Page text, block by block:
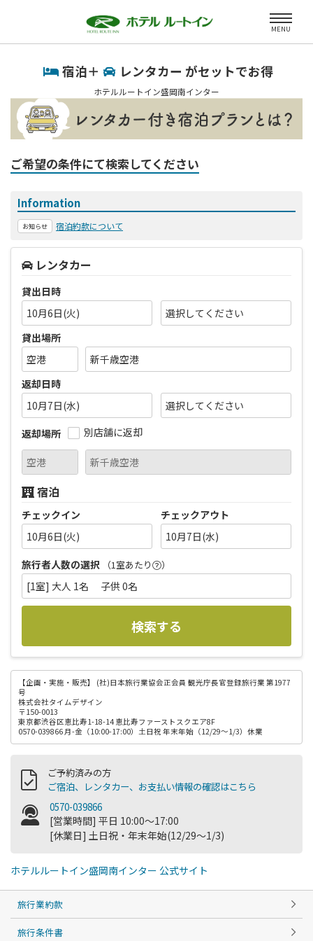
MENU
宿泊＋ レンタカー がセットでお得
ホテルルートイン盛岡南インター
ご希望の条件にて検索してください
Information
お知らせ 宿泊約款について
レンタカー
貸出日時
10月6日(火)
貸出場所
返却日時
10月7日(水)
返却場所
別店舗に返却
宿泊
チェックイン
10月6日(火)
チェックアウト
10月7日(水)
旅行者人数の選択
（1室あたり ）
[1室] 大人 1名 子供 0名
検索する
【企画・実施・販売】
(社)日本旅行業協会正会員 観光庁長官登録旅行業 第1977
号
株式会社タイムデザイン
〒150-0013
東京都渋谷区恵比寿1-18-14 恵比寿ファーストスクエア8F
0570-039866 月-金（10:00-17:00）土日祝 年末年始（12/29～1/3）休業
ご予約済みの方
ご宿泊、レンタカー、お支払い情報の確認はこちら
0570-039866
[営業時間] 平日 10:00～17:00
[休業日] 土日祝・年末年始(12/29～1/3)
ホテルルートイン盛岡南インター 公式サイト
旅行業約款
旅行条件書